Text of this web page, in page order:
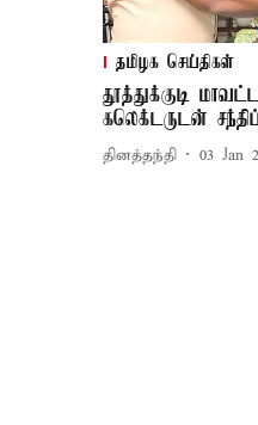
தமிழக செய்திகள்
தூத்துக்குடி
கலெக்டருடன்
தினத்தந்தி 03 Jan